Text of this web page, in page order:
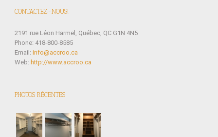
CONTACTEZ-NOUS!
2191 rue Léon Harmel, Québec, QC G1N 4N5
Phone: 418-800-8585
Email: info@accroo.ca
Web: http://www.accroo.ca
PHOTOS RÉCENTES